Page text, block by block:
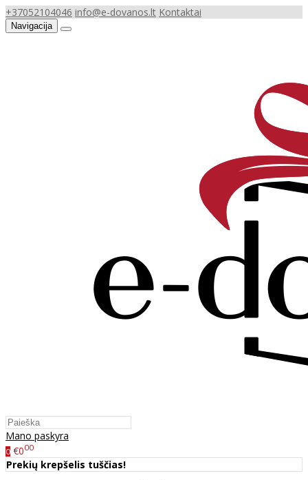
+37052104046 info@e-dovanos.lt Kontaktai
Navigacija
Mano paskyra
0 €000
Prekių krepšelis tuščias!